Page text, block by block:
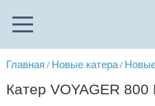
Главная / Новые катера/
Катер VOYAGER